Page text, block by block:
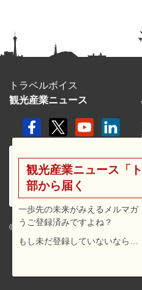
トラベルボイス
観光産業ニュース
© 2026 travel voice.
観光産業ニュース「
部から届く
一歩先の未来がみえるメルマガ
うご登録済みですよね？
もし未だ登録していないなら…